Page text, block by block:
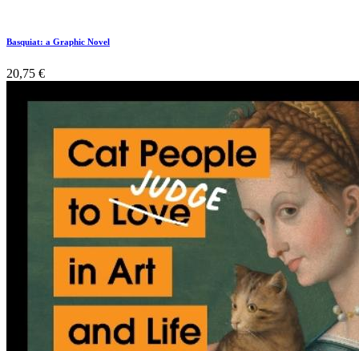
Basquiat: a Graphic Novel
20,75 €